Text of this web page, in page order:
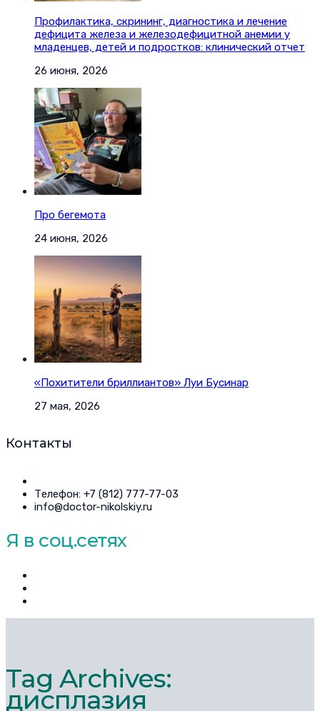
Профилактика, скрининг, диагностика и лечение
дефицита железа и железодефицитной анемии у
младенцев, детей и подростков: клинический отчет
26 июня, 2026
Про бегемота
24 июня, 2026
«Похитители бриллиантов» Луи Бусинар
27 мая, 2026
Контакты
Телефон: +7 (812) 777-77-03
info@doctor-nikolskiy.ru
Я в соц.сетях
Tag Archives:
дисплазия